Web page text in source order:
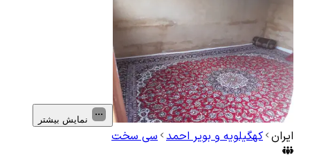
نمایش بیشتر
ایران کهگیلویه و بویر احمد سی سخت